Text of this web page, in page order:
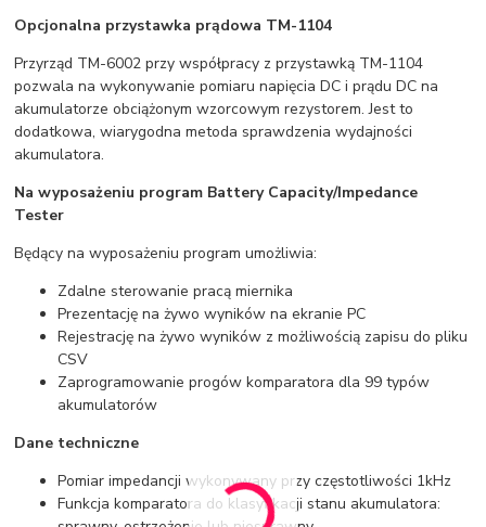
Opcjonalna przystawka prądowa TM-1104
Przyrząd TM-6002 przy współpracy z przystawką TM-1104
pozwala na wykonywanie pomiaru napięcia DC i prądu DC na
akumulatorze obciążonym wzorcowym rezystorem. Jest to
dodatkowa, wiarygodna metoda sprawdzenia wydajności
akumulatora.
Na wyposażeniu program Battery Capacity/Impedance
Tester
Będący na wyposażeniu program umożliwia:
Zdalne sterowanie pracą miernika
Prezentację na żywo wyników na ekranie PC
Rejestrację na żywo wyników z możliwością zapisu do pliku
CSV
Zaprogramowanie progów komparatora dla 99 typów
akumulatorów
Dane techniczne
Pomiar impedancji wykonywany przy częstotliwości 1kHz
Funkcja komparatora do klasyfikacji stanu akumulatora: